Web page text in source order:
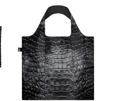
Black ジャン=ミッシェル・バスキ
ア/クラウン ブラック